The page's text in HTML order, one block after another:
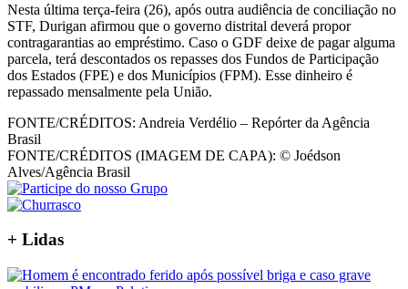
Nesta última terça-feira (26), após outra audiência de conciliação no
STF, Durigan afirmou que o governo distrital deverá propor
contragarantias ao empréstimo. Caso o GDF deixe de pagar alguma
parcela, terá descontados os repasses dos Fundos de Participação
dos Estados (FPE) e dos Municípios (FPM). Esse dinheiro é
repassado mensalmente pela União.
FONTE/CRÉDITOS: Andreia Verdélio – Repórter da Agência
Brasil
FONTE/CRÉDITOS (IMAGEM DE CAPA): © Joédson
Alves/Agência Brasil
+ Lidas